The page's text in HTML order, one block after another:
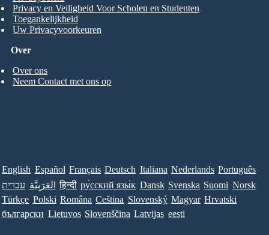
Over
Over ons
Neem Contact met ons op
Privacy en Veiligheid Voor Scholen en Studenten
Toegankelijkheid
Uw Privacyvoorkeuren
English Español Français Deutsch Italiana Nederlands Português
עברית العَرَبِيَّة हिन्दी ру́сский язы́к Dansk Svenska Suomi Norsk
Türkçe Polski Româna Ceština Slovenský Magyar Hrvatski
български Lietuvos Slovenščina Latvijas eesti